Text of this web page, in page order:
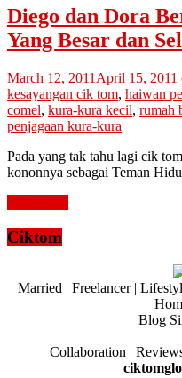
Diego dan Dora
Yang Besar dan
March 12, 2011 April 15, 2011
kesayangan cik tom, haiwan
comel, kura-kura kecil, rumah
penjagaan kura-kura
Pada yang tak tahu lagi cik
kononnya sebagai Teman
Ciktom
Married | Freelancer |
Blog
Collaboration |